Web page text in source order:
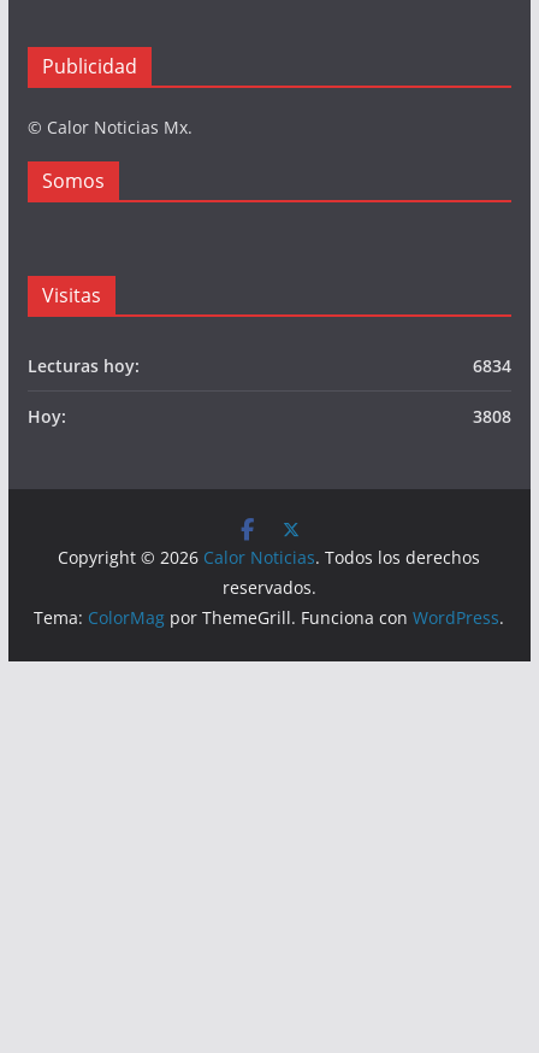
Publicidad
© Calor Noticias Mx.
Somos
Visitas
6834
Lecturas hoy:
3808
Hoy:
Copyright © 2026 Calor Noticias. Todos los derechos
reservados.
Tema: ColorMag por ThemeGrill. Funciona conWordPress.